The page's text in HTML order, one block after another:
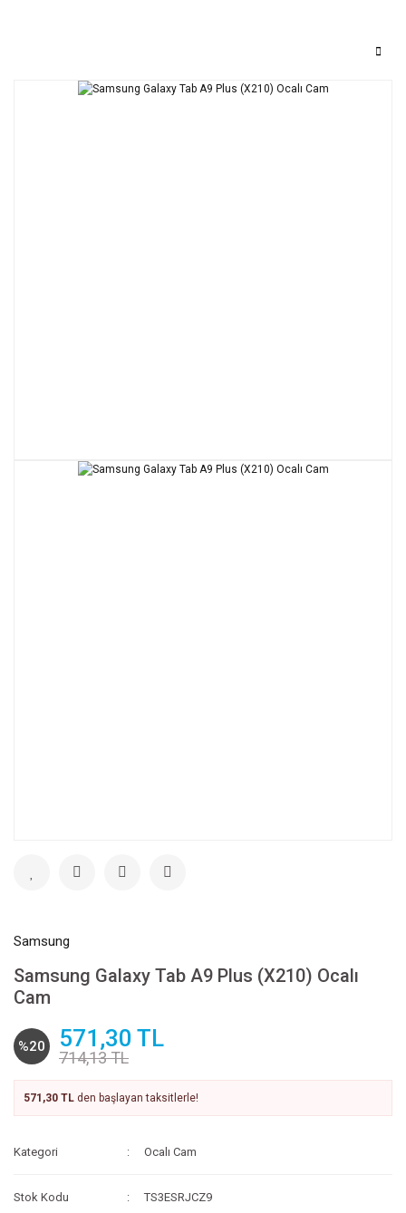
Samsung
Samsung Galaxy Tab A9 Plus (X210) Ocalı
Cam
%20 571,30 TL
714,13 TL
571,30 TL den başlayan taksitlerle!
Kategori Ocalı Cam
Stok Kodu TS3ESRJCZ9